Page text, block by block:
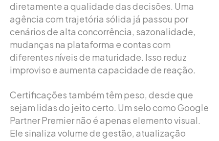
diretamente a qualidade das decisões. Uma
agência com trajetória sólida já passou por
cenários de alta concorrência, sazonalidade,
mudanças na plataforma e contas com
diferentes níveis de maturidade. Isso reduz
improviso e aumenta capacidade de reação.
Certificações também têm peso, desde que
sejam lidas do jeito certo. Um selo como Google
Partner Premier não é apenas elemento visual.
Ele sinaliza volume de gestão, atualização